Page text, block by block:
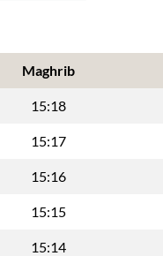
Maghrib
15:18
15:17
15:16
15:15
15:14